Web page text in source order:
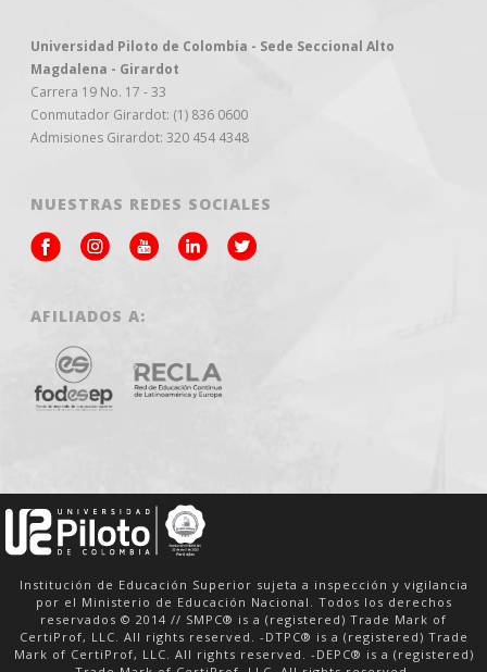
Universidad Piloto de Colombia - Sede Seccional Alto
Magdalena - Girardot
Carrera 19 No. 17 - 33
Conmutador Girardot: (1) 836 0600
Admisiones Girardot: 320 454 4348
NUESTRAS REDES SOCIALES
AFILIADOS A:
Institución de Educación Superior sujeta a inspección y vigilancia
por el Ministerio de Educación Nacional. Todos los derechos
reservados © 2014 // SMPC® is a (registered) Trade Mark of
CertiProf, LLC. All rights reserved. -DTPC® is a (registered) Trade
Mark of CertiProf, LLC. All rights reserved. -DEPC® is a (registered)